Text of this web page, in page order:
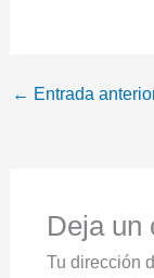
← Entrada
Deja un
Tu dirección